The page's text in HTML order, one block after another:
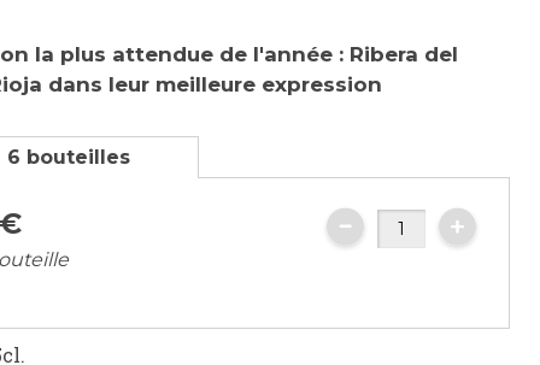
la plus attendue de l'année : Ribera del
dans leur meilleure expression
6 bouteilles
€